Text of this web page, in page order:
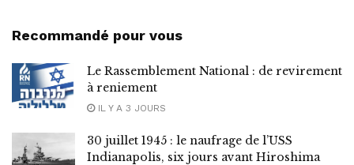
Recommandé pour vous
Le Rassemblement National : de revirement
à reniement
IL Y A 3 JOURS
30 juillet 1945 : le naufrage de l’USS
Indianapolis, six jours avant Hiroshima